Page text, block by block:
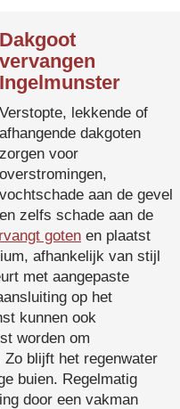
Dakgoot
vervangen
Ingelmunster
Verstopte, lekkende of
afhangende dakgoten
zorgen voor
overstromingen,
vochtschade aan de gevel
en zelfs schade aan de
goten en plaatst
afhankelijk van stijl
met aangepaste
op het
kunnen ook
worden om
blijft het regenwater
buien. Regelmatig
door een vakman